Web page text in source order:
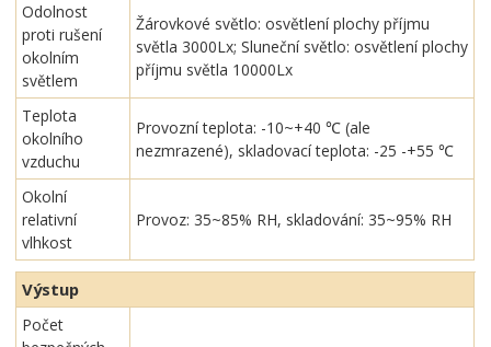
Odolnost
proti rušení
okolním
světlem
Žárovkové světlo: osvětlení plochy příjmu
světla 3000Lx; Sluneční světlo: osvětlení plochy
příjmu světla 10000Lx
Teplota
okolního
vzduchu
Provozní teplota: -10~+40 ℃ (ale
nezmrazené), skladovací teplota: -25 -+55 ℃
Okolní
relativní
vlhkost
Provoz: 35~85% RH, skladování: 35~95% RH
Výstup
Počet